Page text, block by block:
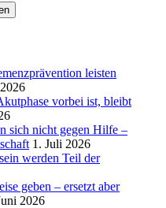
leisten
vorbei ist, bleibt
sich nicht gegen Hilfe –
1. Juli 2026
werden Teil der
geben – ersetzt aber
2026